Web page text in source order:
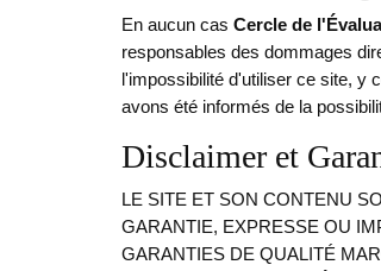
En aucun cas Cercle de
responsables des dommages
l'impossibilité d'utiliser ce site, y
avons été informés de la
Disclaimer et
LE SITE ET SON CONTENU
GARANTIE, EXPRESSE OU
GARANTIES DE QUALITÉ